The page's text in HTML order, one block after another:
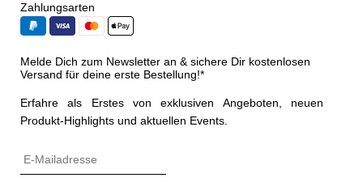
Zahlungsarten
Melde Dich zum Newsletter an & sichere Dir kostenlosen
Versand für deine erste Bestellung!*
Erfahre als Erstes von exklusiven Angeboten, neuen
Produkt-Highlights und aktuellen Events.